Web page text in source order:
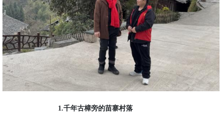
1.千年古樟旁的苗寨村落